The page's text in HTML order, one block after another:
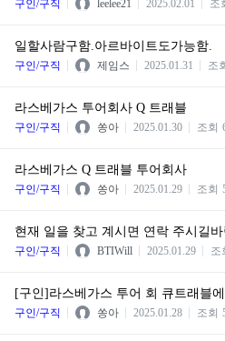
구인/구직 leelee21 2025.02.01 조
일할사람구함.아르바이트도가능함.
구인/구직 제임스 2025.01.31 조
라스베가스 투어회사 Q 트래블
구인/구직 쏭아 2025.01.30 조회
라스베가스 Q 트래블 투어회사
구인/구직 쏭아 2025.01.29 조회
현재 일을 찾고 계시면 연락 주시길
구인/구직 BTIWill 2025.01.29 조
[구인]라스베가스 투어 회 큐트래블
구인/구직 쏭아 2025.01.28 조회